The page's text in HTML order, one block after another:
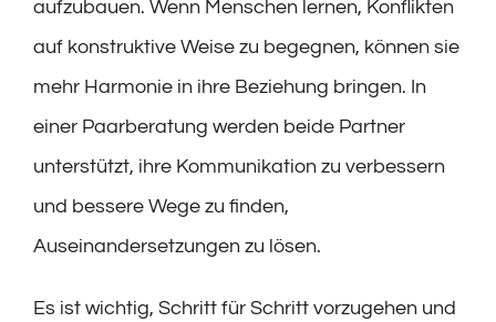
aufzubauen. Wenn Menschen lernen, Konflikten
auf konstruktive Weise zu begegnen, können sie
mehr Harmonie in ihre Beziehung bringen. In
einer Paarberatung werden beide Partner
unterstützt, ihre Kommunikation zu verbessern
und bessere Wege zu finden,
Auseinandersetzungen zu lösen.
Es ist wichtig, Schritt für Schritt vorzugehen und